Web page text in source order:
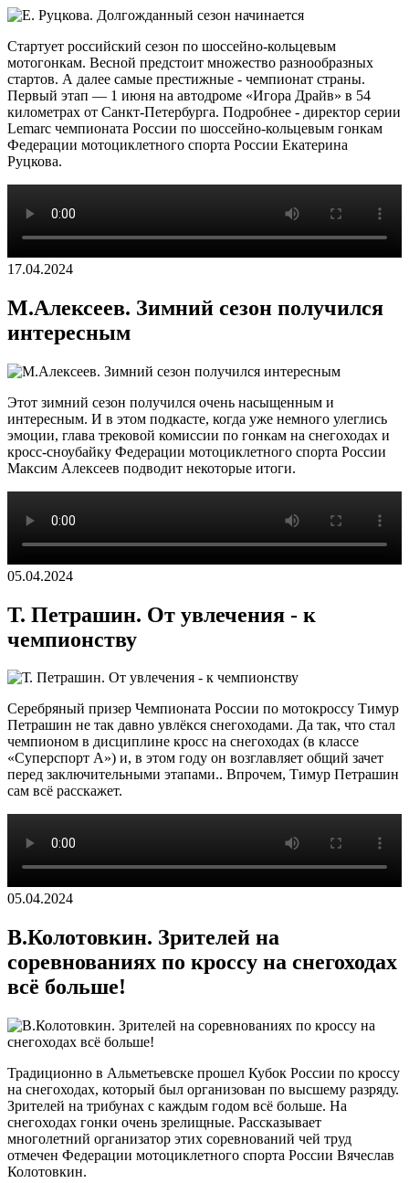
Стартует российский сезон по шоссейно-кольцевым
мотогонкам. Весной предстоит множество разнообразных
стартов. А далее самые престижные - чемпионат страны.
Первый этап — 1 июня на автодроме «Игора Драйв» в 54
километрах от Санкт-Петербурга. Подробнее - директор серии
Lemarc чемпионата России по шоссейно-кольцевым гонкам
Федерации мотоциклетного спорта России Екатерина
Руцкова.
17.04.2024
М.Алексеев. Зимний сезон получился
интересным
Этот зимний сезон получился очень насыщенным и
интересным. И в этом подкасте, когда уже немного улеглись
эмоции, глава трековой комиссии по гонкам на снегоходах и
кросс-сноубайку Федерации мотоциклетного спорта России
Максим Алексеев подводит некоторые итоги.
05.04.2024
Т. Петрашин. От увлечения - к
чемпионству
Серебряный призер Чемпионата России по мотокроссу Тимур
Петрашин не так давно увлёкся снегоходами. Да так, что стал
чемпионом в дисциплине кросс на снегоходах (в классе
«Суперспорт А») и, в этом году он возглавляет общий зачет
перед заключительными этапами.. Впрочем, Тимур Петрашин
сам всё расскажет.
05.04.2024
В.Колотовкин. Зрителей на
соревнованиях по кроссу на снегоходах
всё больше!
Традиционно в Альметьевске прошел Кубок России по кроссу
на снегоходах, который был организован по высшему разряду.
Зрителей на трибунах с каждым годом всё больше. На
снегоходах гонки очень зрелищные. Рассказывает
многолетний организатор этих соревнований чей труд
отмечен Федерации мотоциклетного спорта России Вячеслав
Колотовкин.